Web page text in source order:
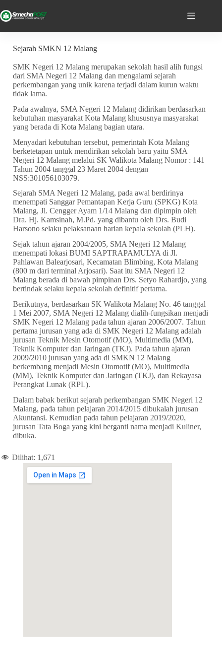
Sejarah SMKN 12 Malang
SMK Negeri 12 Malang merupakan sekolah hasil alih fungsi
dari SMA Negeri 12 Malang dan mengalami sejarah
perkembangan yang unik karena terjadi dalam kurun waktu
tidak lama.
Pada awalnya, SMA Negeri 12 Malang didirikan berdasarkan
kebutuhan masyarakat Kota Malang khususnya masyarakat
yang berada di Kota Malang bagian utara.
Menyadari kebutuhan tersebut, pemerintah Kota Malang
berketetapan untuk mendirikan sekolah baru yaitu SMA
Negeri 12 Malang melalui SK Walikota Malang Nomor : 141
Tahun 2004 tanggal 23 Maret 2004 dengan
NSS:301056103079.
Sejarah SMA Negeri 12 Malang, pada awal berdirinya
menempati Sanggar Pemantapan Kerja Guru (SPKG) Kota
Malang, Jl. Cengger Ayam 1/14 Malang dan dipimpin oleh
Dra. Hj. Kamsinah, M.Pd. yang dibantu oleh Drs. Budi
Harsono selaku pelaksanaan harian kepala sekolah (PLH).
Sejak tahun ajaran 2004/2005, SMA Negeri 12 Malang
menempati lokasi BUMI SAPTRAPAMULYA di Jl.
Pahlawan Balearjosari, Kecamatan Blimbing, Kota Malang
(800 m dari terminal Arjosari). Saat itu SMA Negeri 12
Malang berada di bawah pimpinan Drs. Setyo Rahardjo, yang
bertindak selaku kepala sekolah definitif pertama.
Berikutnya, berdasarkan SK Walikota Malang No. 46 tanggal
1 Mei 2007, SMA Negeri 12 Malang dialih-fungsikan menjadi
SMK Negeri 12 Malang pada tahun ajaran 2006/2007. Tahun
pertama jurusan yang ada di SMK Negeri 12 Malang adalah
jurusan Teknik Mesin Otomotif (MO), Multimedia (MM),
Teknik Komputer dan Jaringan (TKJ). Pada tahun ajaran
2009/2010 jurusan yang ada di SMKN 12 Malang
berkembang menjadi Mesin Otomotif (MO), Multimedia
(MM), Teknik Komputer dan Jaringan (TKJ), dan Rekayasa
Perangkat Lunak (RPL).
Dalam babak berikut sejarah perkembangan SMK Negeri 12
Malang, pada tahun pelajaran 2014/2015 dibukalah jurusan
Akuntansi. Kemudian pada tahun pelajaran 2019/2020,
jurusan Tata Boga yang kini berganti nama menjadi Kuliner,
dibuka.
Dilihat: 1,671